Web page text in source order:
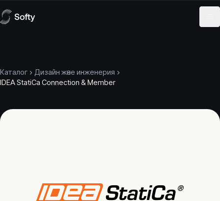
Каталог
Дизайн және инженерия
IDEA StatiCa Connection & Member